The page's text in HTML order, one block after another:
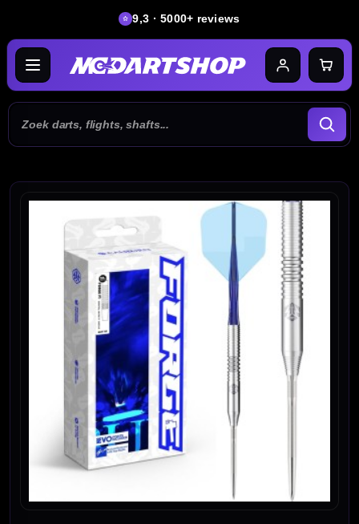
9,3 · 5000+ reviews